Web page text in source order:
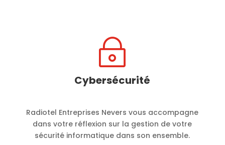
~
Cybersécurité
Radiotel Entreprises Nevers vous accompagne
dans votre réflexion sur la gestion de votre
sécurité informatique dans son ensemble.